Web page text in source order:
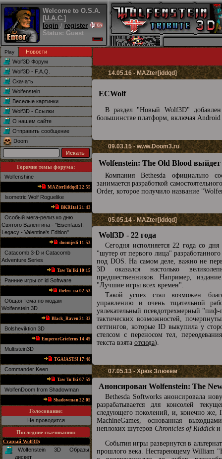
Welcome to O.S.A.
[U.A.C.]
login / register
Status: Guest
Новости
Wolf3D Форум
Wolf3D - F.A.Q.
Скачать
Wolfenstein
Веселые картинки
Wolf3D - Ссылки
О нашем сайте
Отправить сообщение
Doom
Горячие темы форума:
Wolfenshine
MAZter[iddqd] 22:55
Isometric Wolf Roguelike
BKRItal 21:43
Особый мега-релиз ко дню
Святого Валентина - "Eisenfaust:
Legacy - Valentine's Edition"
doomjedi 11:53
Catacomb 3-D и Catacomb
Adventure Series
Taw Tu'lki 10:15
Ранние игры от id Software
theleo_ua 02:53
Общая тема по модам
Wolfenstein 3D
Black_Raven 21:32
Bolsheviktion 3D
EmperorGrieferus 14:49
Multistein3D
TGA]ASTS[ 17:48
Commander Keen
Taw Tu'lki 07:59
WolfenDoom from Shadowman
Shadowman 22:05
Голосование:
Не проводится
Последние скачивания:
Старый Wolf3D:
Wolfenstein 3D Образы
дискет
14.05.16 - MAZter[iddqd]
ECWolf
В раздел "Новый Wolf3D"
большинстве платформ, включая Android
09.03.15 -www.Doom3.ru
Wolfenstein: The Old Blood
Компания Bethesda официально
занимается разработкой
Order, которое получило название
05.05.14 - MAZter[iddqd]
Wolf3D - 22 года
Сегодня исполняется 22 года со
"шутер от первого лица"
под DOS. На самом деле, важно не
3D оказался настолько
предшественников. Например,
"Лучшие игры всех времен".
Такой успех стал возможен
управлению и очень тщательной
увлекательный псевдотрехмерный
тактических возможностей,
сеттингов, которые ID выкупила у
стелсом с переносом тел,
текста взята отсюда).
07.05.13 - Хрюк Злюкем
Анонсирован Wolfenstein: The
Bethesda Softworks анонсировала
разрабатывается для консолей
следующего поколений, и, конечно же,
MachineGames, основанная
неплохих шутеров Chronicles of Riddick и
События игры развернутся в
прошлого века. Нестареющему William